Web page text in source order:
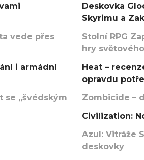
vede přes
i armádní
se „švédským
Deskovka
Skyrimu a
Stolní RPG
hry
Heat –
opravdu
Zombicide –
Civilization:
Azul: Vitráže
deskovky